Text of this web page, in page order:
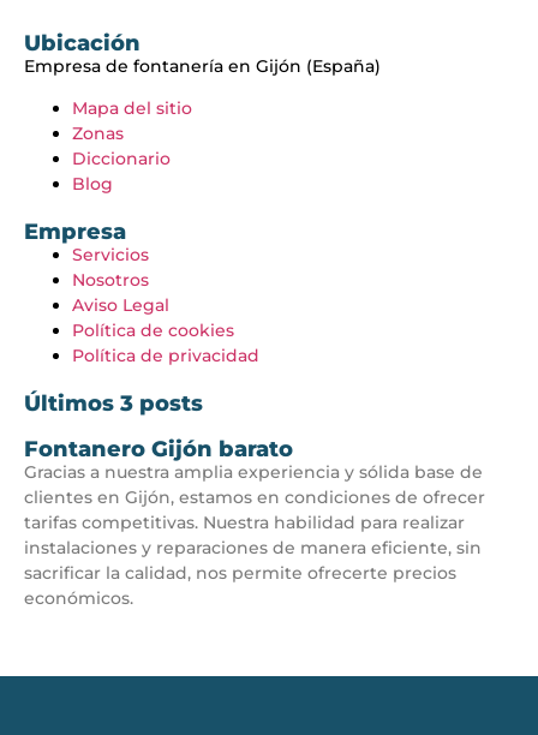
Ubicación
Empresa de fontanería en Gijón (España)
Mapa del sitio
Zonas
Diccionario
Blog
Empresa
Servicios
Nosotros
Aviso Legal
Política de cookies
Política de privacidad
Últimos 3 posts
Fontanero Gijón barato
Gracias a nuestra amplia experiencia y sólida base de
clientes en Gijón, estamos en condiciones de ofrecer
tarifas competitivas. Nuestra habilidad para realizar
instalaciones y reparaciones de manera eficiente, sin
sacrificar la calidad, nos permite ofrecerte precios
económicos.